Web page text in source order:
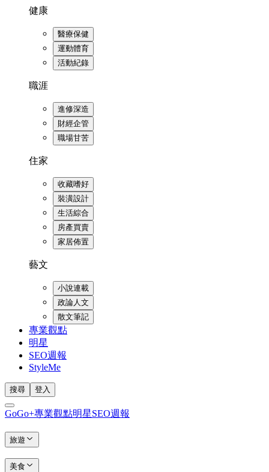
健康
醫療保健
運動體育
活動紀錄
職涯
進修深造
財經企管
職場甘苦
住家
收藏嗜好
裝潢設計
生活綜合
房產買賣
家居佈置
藝文
小說連載
政論人文
散文筆記
專業觀點
明星
SEO週報
StyleMe
搜尋 登入
GoGo+專業觀點明星SEO週報
旅遊
美食